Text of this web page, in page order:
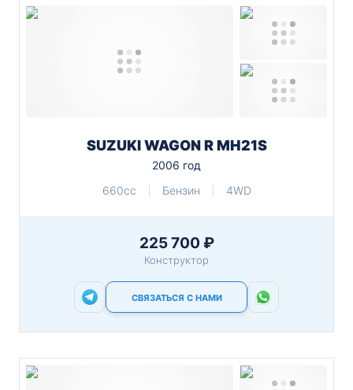
SUZUKI WAGON R MH21S
2006 год
660cc
Бензин 4WD
225 700 ₽
Конструктор
СВЯЗАТЬСЯ С НАМИ